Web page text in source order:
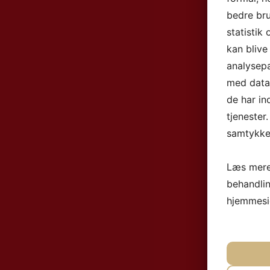
bedre
statistik
kan
med
de har
Læs